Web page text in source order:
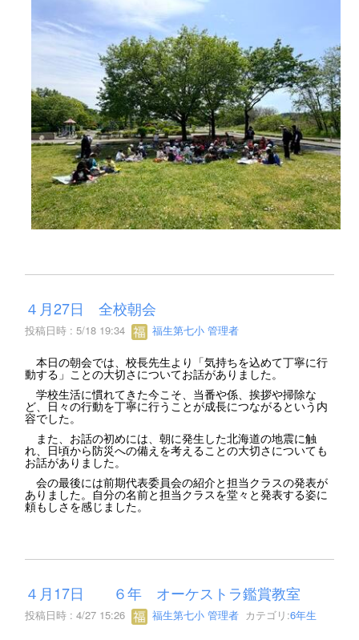
４月27日 全校朝会
投稿日時 : 5/18 19:34 福生第七小 管理者
本日の朝会では、校長先生より「気持ちを込めて丁寧に行
動する」ことの大切さについてお話がありました。
学校生活に慣れてきた今こそ、当番や係、挨拶や掃除な
ど、日々の行動を丁寧に行うことが成長につながるという内
容でした。
また、お話の初めには、朝に発生した北海道の地震に触
れ、日頃から防災への備えを考えることの大切さについても
お話がありました。
会の最後には前期代表委員会の紹介と担当クラスの発表が
ありました。自分の名前と担当クラスを堂々と発表する姿に
頼もしさを感じました。
４月17日 ６年 オーケストラ鑑賞教室
投稿日時 : 4/27 15:26 福生第七小 管理者 カテゴリ:6年生